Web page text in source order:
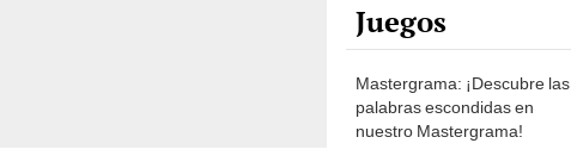
Juegos
Mastergrama: ¡Descubre las
palabras escondidas en
nuestro Mastergrama!